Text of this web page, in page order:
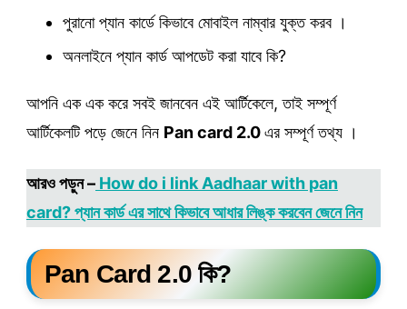
পুরানো প্যান কার্ডে কিভাবে মোবাইল নাম্বার যুক্ত করব ।
অনলাইনে প্যান কার্ড আপডেট করা যাবে কি?
আপনি এক এক করে সবই জানবেন এই আর্টিকেলে, তাই সম্পূর্ণ
আর্টিকেলটি পড়ে জেনে নিন Pan card 2.0এর সম্পূর্ণ তথ্য ।
আরও পড়ুন – How do i link Aadhaar with pan
card? প্যান কার্ড এর সাথে কিভাবে আধার লিঙ্ক করবেন জেনে নিন
Pan Card 2.0 কি?